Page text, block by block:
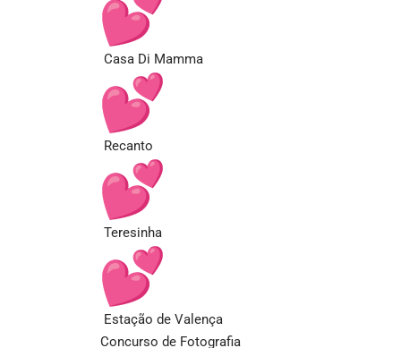
Casa Di Mamma
Recanto
Teresinha
Estação de Valença
Concurso de Fotografia